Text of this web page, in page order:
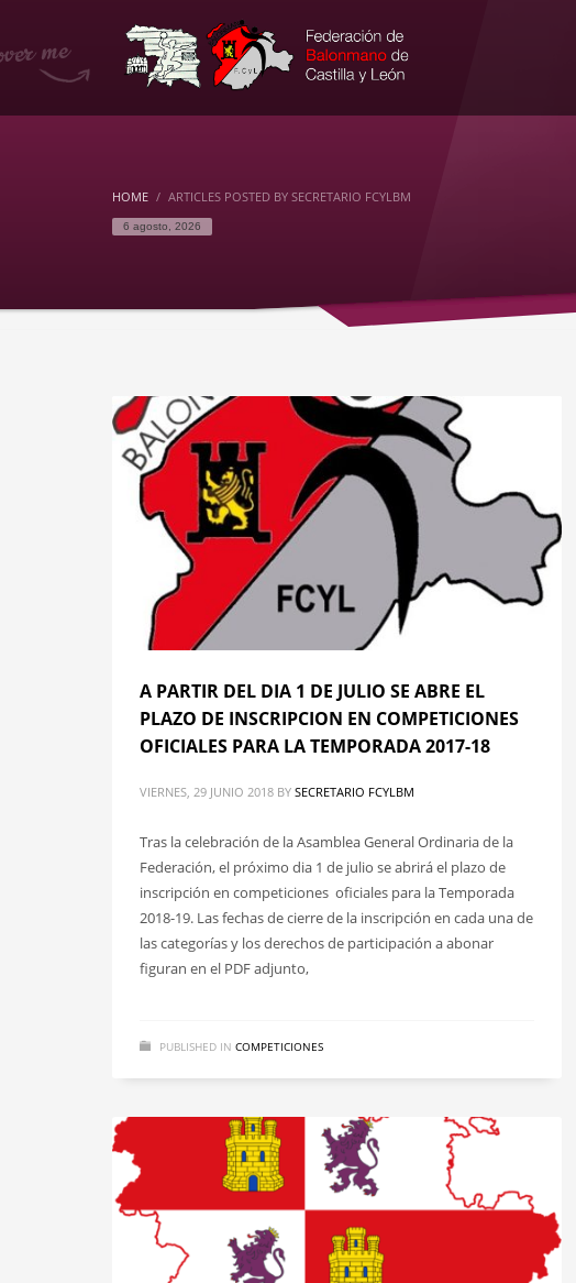
HOME ARTICLES POSTED BY SECRETARIO FCYLBM
6 agosto, 2026
A PARTIR DEL DIA 1 DE JULIO SE ABRE EL
PLAZO DE INSCRIPCION EN COMPETICIONES
OFICIALES PARA LA TEMPORADA 2017-18
VIERNES, 29 JUNIO 2018 BY SECRETARIO FCYLBM
Tras la celebración de la Asamblea General Ordinaria de la
Federación, el próximo dia 1 de julio se abrirá el plazo de
inscripción en competiciones oficiales para la Temporada
2018-19. Las fechas de cierre de la inscripción en cada una de
las categorías y los derechos de participación a abonar
figuran en el PDF adjunto,
PUBLISHED IN COMPETICIONES